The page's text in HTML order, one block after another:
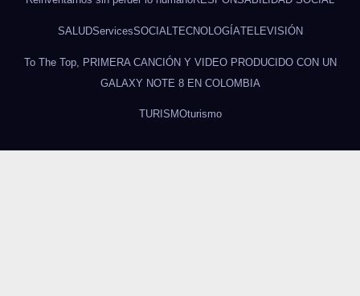
SALUDServicesSOCIAL TECNOLOGÍATELEVISIÓN
To The Top, PRIMERA CANCIÓN Y VIDEO PRODUCIDO CON UN
GALAXY NOTE 8 EN COLOMBIA
TURISMOturismo